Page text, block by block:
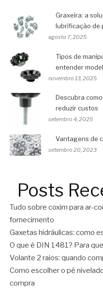
Graxeira: a
lubrificação de
agosto 7, 2025
Tipos de
entender
novembro 13, 2025
Descubra
reduzir custos
setembro 4, 2025
Vantagens de
setembro 20, 2023
Posts
Tudo sobre coxim para ar-
fornecimento
Gaxetas hidráulicas: como
O que é DIN 1481? Para
Volante 2 raios: quando
Como escolher o pé
compra